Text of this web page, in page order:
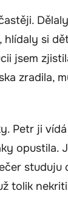
si
jsem
zradila,
Petr ji
opustila.
studuju
tolik